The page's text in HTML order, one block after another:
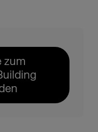
zum